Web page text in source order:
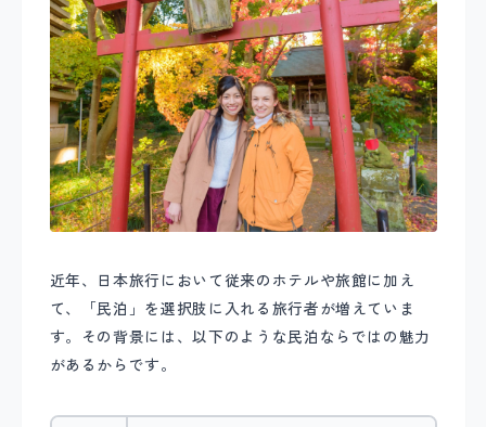
近年、日本旅行において従来のホテルや旅館に加え
て、「民泊」を選択肢に入れる旅行者が増えていま
す。その背景には、以下のような民泊ならではの魅力
があるからです。